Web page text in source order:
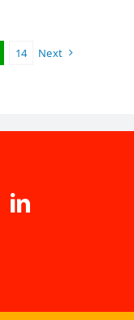
14 Next